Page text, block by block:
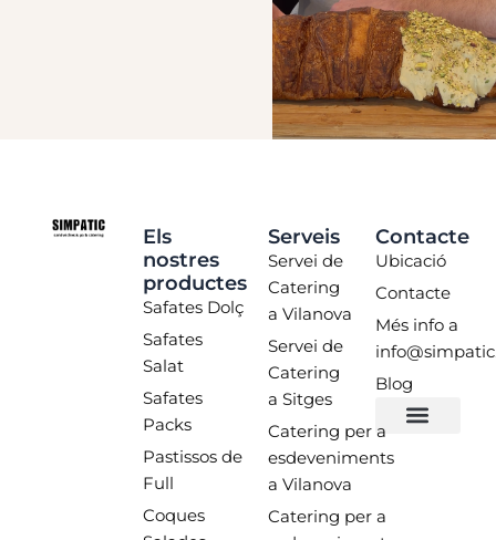
Els
nostres
productes
Safates Dolç
Safates
Salat
Safates
Packs
Pastissos de
Full
Coques
Serveis
Servei de
Catering
a Vilanova
Servei de
Catering
a Sitges
Catering per a
esdeveniments
a Vilanova
Catering per a
Contacte
Ubicació
Contacte
Més info a
Blog